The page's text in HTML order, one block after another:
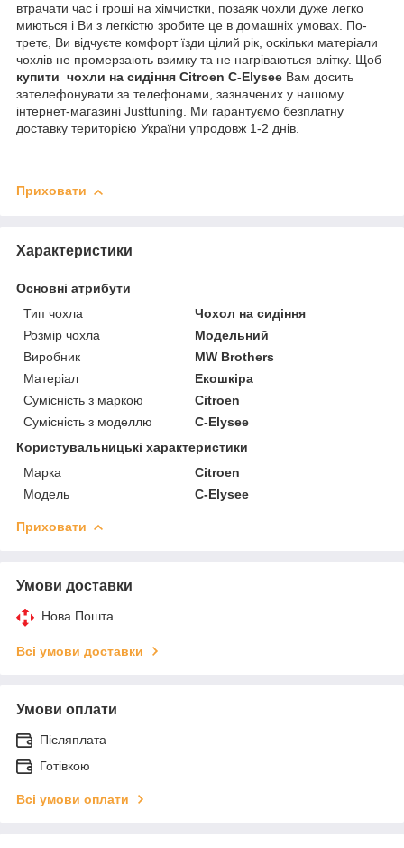
втрачати час і гроші на хімчистки, позаяк чохли дуже легко
миються і Ви з легкістю зробите це в домашніх умовах. По-
третє, Ви відчуєте комфорт їзди цілий рік, оскільки матеріали
чохлів не промерзають взимку та не нагріваються влітку. Щоб
купити чохли на сидіння Citroen C-Elysee Вам досить
зателефонувати за телефонами, зазначених у нашому
інтернет-магазині Justtuning. Ми гарантуємо безплатну
доставку територією України упродовж 1-2 днів.
Приховати
Характеристики
Основні атрибути
Тип чохла
Чохол на сидіння
Розмір чохла
Модельний
Виробник
MW Brothers
Матеріал
Екошкіра
Сумісність з маркою
Citroen
Сумісність з моделлю
C-Elysee
Користувальницькі характеристики
Марка
Citroen
Модель
C-Elysee
Приховати
Умови доставки
Нова Пошта
Всі умови доставки
Умови оплати
Післяплата
Готівкою
Всі умови оплати